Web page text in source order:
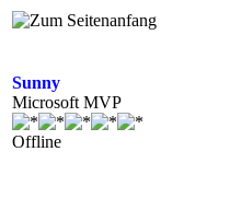
Sunny
Microsoft MVP
Offline